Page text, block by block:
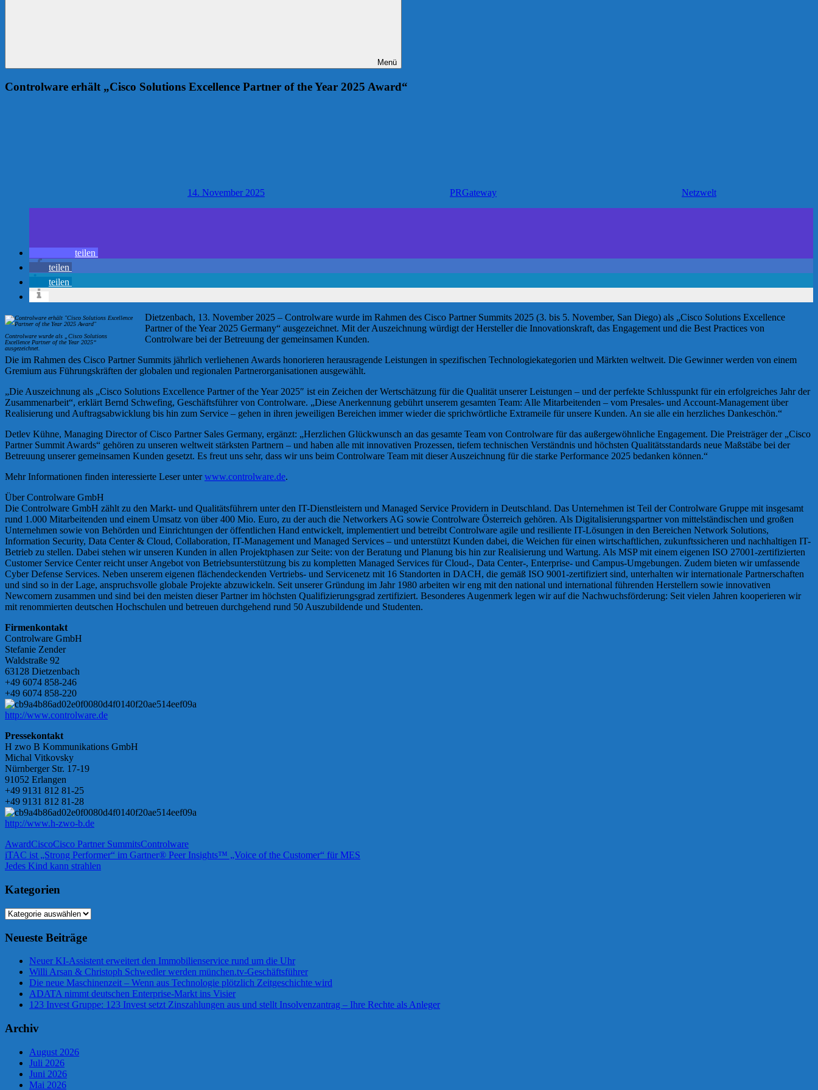
Menü
Controlware erhält „Cisco Solutions Excellence Partner of the Year 2025 Award“
14. November 2025 PRGateway Netzwelt
teilen
teilen
teilen
Controlware wurde als „Cisco Solutions
Excellence Partner of the Year 2025“
ausgezeichnet.
Dietzenbach, 13. November 2025 – Controlware wurde im Rahmen des Cisco Partner Summits 2025 (3. bis 5. November, San Diego) als „Cisco Solutions Excellence
Partner of the Year 2025 Germany“ ausgezeichnet. Mit der Auszeichnung würdigt der Hersteller die Innovationskraft, das Engagement und die Best Practices von
Controlware bei der Betreuung der gemeinsamen Kunden.
Die im Rahmen des Cisco Partner Summits jährlich verliehenen Awards honorieren herausragende Leistungen in spezifischen Technologiekategorien und Märkten weltweit. Die Gewinner werden von einem
Gremium aus Führungskräften der globalen und regionalen Partnerorganisationen ausgewählt.
„Die Auszeichnung als „Cisco Solutions Excellence Partner of the Year 2025″ ist ein Zeichen der Wertschätzung für die Qualität unserer Leistungen – und der perfekte Schlusspunkt für ein erfolgreiches Jahr der
Zusammenarbeit“, erklärt Bernd Schwefing, Geschäftsführer von Controlware. „Diese Anerkennung gebührt unserem gesamten Team: Alle Mitarbeitenden – vom Presales- und Account-Management über
Realisierung und Auftragsabwicklung bis hin zum Service – gehen in ihren jeweiligen Bereichen immer wieder die sprichwörtliche Extrameile für unsere Kunden. An sie alle ein herzliches Dankeschön.“
Detlev Kühne, Managing Director of Cisco Partner Sales Germany, ergänzt: „Herzlichen Glückwunsch an das gesamte Team von Controlware für das außergewöhnliche Engagement. Die Preisträger der „Cisco
Partner Summit Awards“ gehören zu unseren weltweit stärksten Partnern – und haben alle mit innovativen Prozessen, tiefem technischen Verständnis und höchsten Qualitätsstandards neue Maßstäbe bei der
Betreuung unserer gemeinsamen Kunden gesetzt. Es freut uns sehr, dass wir uns beim Controlware Team mit dieser Auszeichnung für die starke Performance 2025 bedanken können.“
Mehr Informationen finden interessierte Leser unterwww.controlware.de.
Über Controlware GmbH
Die Controlware GmbH zählt zu den Markt- und Qualitätsführern unter den IT-Dienstleistern und Managed Service Providern in Deutschland. Das Unternehmen ist Teil der Controlware Gruppe mit insgesamt
rund 1.000 Mitarbeitenden und einem Umsatz von über 400 Mio. Euro, zu der auch die Networkers AG sowie Controlware Österreich gehören. Als Digitalisierungspartner von mittelständischen und großen
Unternehmen sowie von Behörden und Einrichtungen der öffentlichen Hand entwickelt, implementiert und betreibt Controlware agile und resiliente IT-Lösungen in den Bereichen Network Solutions,
Information Security, Data Center & Cloud, Collaboration, IT-Management und Managed Services – und unterstützt Kunden dabei, die Weichen für einen wirtschaftlichen, zukunftssicheren und nachhaltigen IT-
Betrieb zu stellen. Dabei stehen wir unseren Kunden in allen Projektphasen zur Seite: von der Beratung und Planung bis hin zur Realisierung und Wartung. Als MSP mit einem eigenen ISO 27001-zertifizierten
Customer Service Center reicht unser Angebot von Betriebsunterstützung bis zu kompletten Managed Services für Cloud-, Data Center-, Enterprise- und Campus-Umgebungen. Zudem bieten wir umfassende
Cyber Defense Services. Neben unserem eigenen flächendeckenden Vertriebs- und Servicenetz mit 16 Standorten in DACH, die gemäß ISO 9001-zertifiziert sind, unterhalten wir internationale Partnerschaften
und sind so in der Lage, anspruchsvolle globale Projekte abzuwickeln. Seit unserer Gründung im Jahr 1980 arbeiten wir eng mit den national und international führenden Herstellern sowie innovativen
Newcomern zusammen und sind bei den meisten dieser Partner im höchsten Qualifizierungsgrad zertifiziert. Besonderes Augenmerk legen wir auf die Nachwuchsförderung: Seit vielen Jahren kooperieren wir
mit renommierten deutschen Hochschulen und betreuen durchgehend rund 50 Auszubildende und Studenten.
Firmenkontakt
Controlware GmbH
Stefanie Zender
Waldstraße 92
63128 Dietzenbach
+49 6074 858-246
+49 6074 858-220
http://www.controlware.de
Pressekontakt
H zwo B Kommunikations GmbH
Michal Vitkovsky
Nürnberger Str. 17-19
91052 Erlangen
+49 9131 812 81-25
+49 9131 812 81-28
http://www.h-zwo-b.de
AwardCiscoCisco Partner SummitsControlware
Beitragsnavigation
Vorheriger
Beitrag:
iTAC ist „Strong Performer“ im Gartner® Peer Insights™ „Voice of the Customer“ für MES
Nächster
Jedes Kind kann strahlen
Kategorien
Kategorien
Neueste Beiträge
Neuer KI-Assistent erweitert den Immobilienservice rund um die Uhr
Willi Arsan & Christoph Schwedler werden münchen.tv-Geschäftsführer
Die neue Maschinenzeit – Wenn aus Technologie plötzlich Zeitgeschichte wird
ADATA nimmt deutschen Enterprise-Markt ins Visier
123 Invest Gruppe: 123 Invest setzt Zinszahlungen aus und stellt Insolvenzantrag – Ihre Rechte als Anleger
Archiv
August 2026
Juli 2026
Juni 2026
Mai 2026